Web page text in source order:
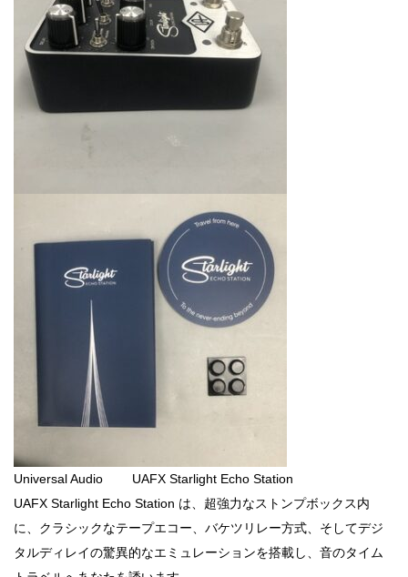
Universal Audio UAFX Starlight Echo Station
UAFX Starlight Echo Station は、超強力なストンプボックス内
に、クラシックなテープエコー、バケツリレー方式、そしてデジ
タルディレイの驚異的なエミュレーションを搭載し、音のタイム